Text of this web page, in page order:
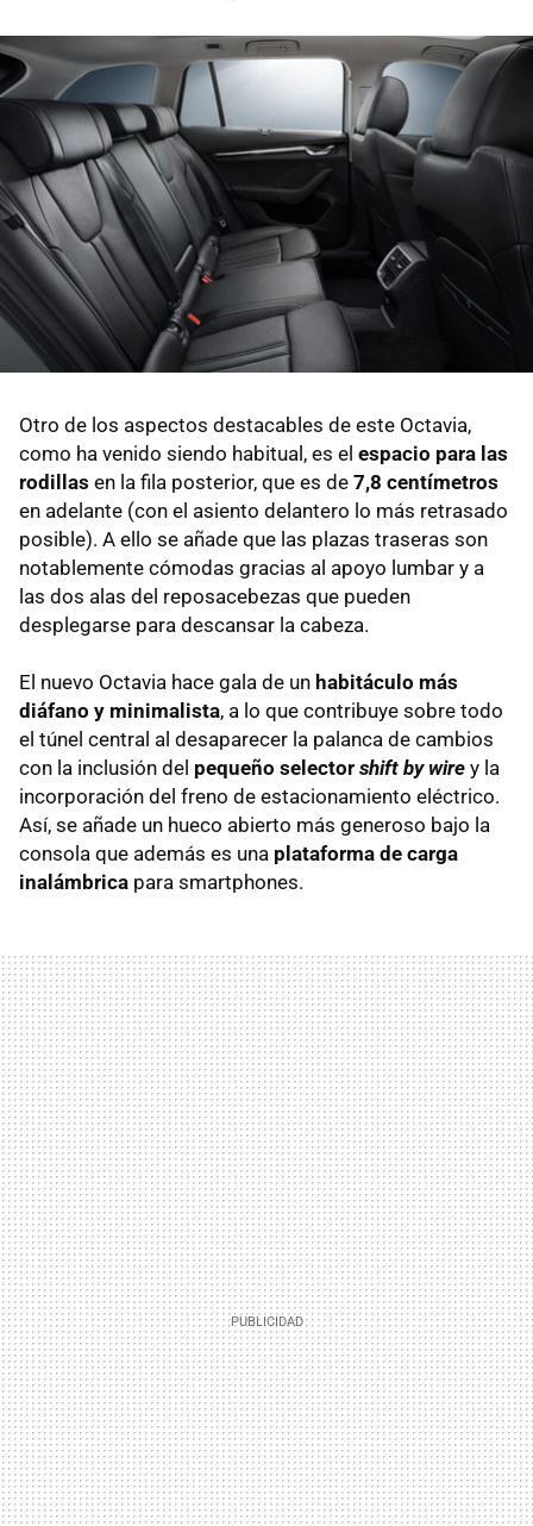
Otro de los aspectos destacables de este Octavia,
como ha venido siendo habitual, es el espacio para las
rodillas en la fila posterior, que es de 7,8 centímetros
en adelante (con el asiento delantero lo más retrasado
posible). A ello se añade que las plazas traseras son
notablemente cómodas gracias al apoyo lumbar y a
las dos alas del reposacebezas que pueden
desplegarse para descansar la cabeza.
El nuevo Octavia hace gala de un habitáculo más
diáfano y minimalista, a lo que contribuye sobre todo
el túnel central al desaparecer la palanca de cambios
con la inclusión del pequeño selector shift by wire y la
incorporación del freno de estacionamiento eléctrico.
Así, se añade un hueco abierto más generoso bajo la
consola que además es una plataforma de carga
inalámbrica para smartphones.